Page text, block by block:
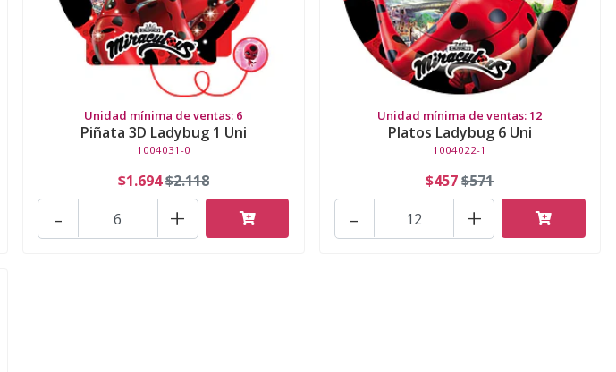
Unidad mínima de ventas: 6
Piñata 3D Ladybug 1 Uni
1004031-0
$1.694$2.118
+
-
Unidad mínima de ventas: 12
Platos Ladybug 6 Uni
1004022-1
$457$571
+
-